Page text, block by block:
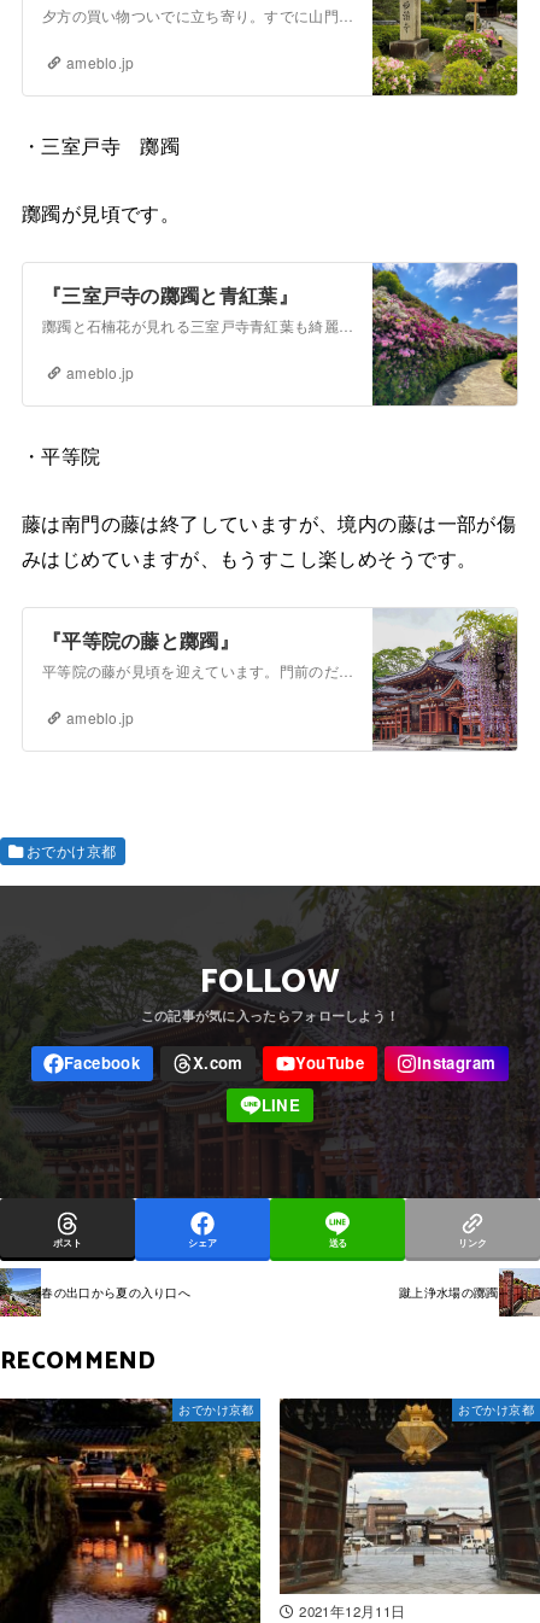
ameblo.jp
・三室戸寺 躑躅
躑躅が見頃です。
『三室戸寺の躑躅と青紅葉』
ameblo.jp
・平等院
藤は南門の藤は終了していますが、境内の藤は一部が傷
みはじめていますが、もうすこし楽しめそうです。
『平等院の藤と躑躅』
平等院の藤が見頃を迎えています。門前のだるま藤は例年より早く見頃を迎え、今は大分痛んできています。境内の藤も方向によっては痛みはじめていますが、まだまだ楽しむ…
ameblo.jp
おでかけ京都
FOLLOW
ポスト シェア 送る リンク
春の出口から夏の入り口へ 蹴上浄水場の躑躅
RECOMMEND
おでかけ京都 おでかけ京都
2021年12月11日